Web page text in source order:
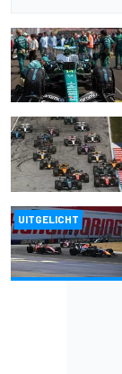
UITGELICHT